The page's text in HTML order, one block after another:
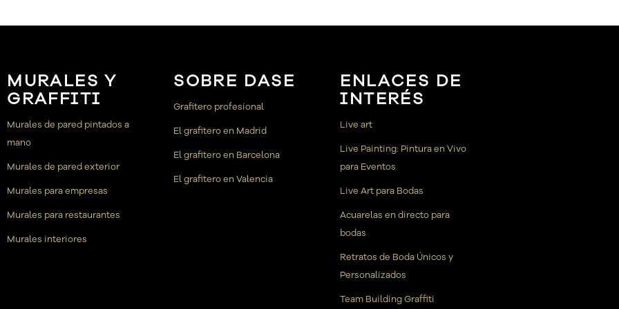
MURALES Y
GRAFFITI
Murales de pared pintados a
mano
Murales de pared exterior
Murales para empresas
Murales para restaurantes
Murales interiores
SOBRE DASE
Grafitero profesional
El grafitero en Madrid
El grafitero en Barcelona
El grafitero en Valencia
ENLACES DE
INTERÉS
Live art
Live Painting: Pintura en Vivo
para Eventos
Live Art para Bodas
Acuarelas en directo para
bodas
Retratos de Boda Únicos y
Personalizados
Team Building Graffiti